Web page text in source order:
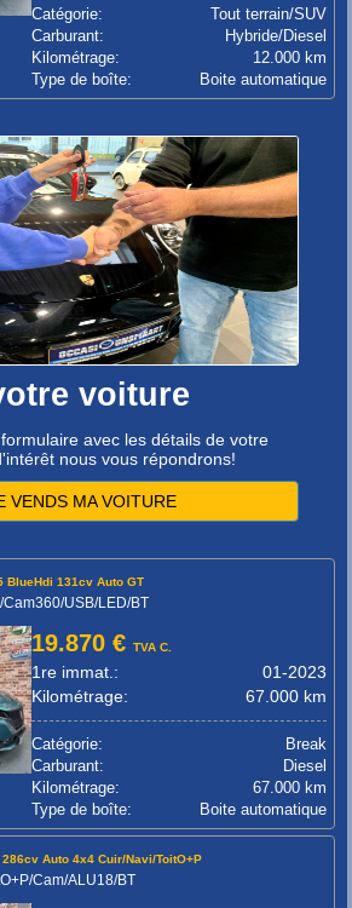
Catégorie:
Tout terrain/SUV
Carburant:
Hybride/Diesel
Kilométrage:
12.000 km
Type de boîte:
Boite automatique
voiture
avec les détails de votre
nous vous répondrons!
VENDS MA VOITURE
BlueHdi 131cv Auto GT
USB/LED/BT
19.870 €TVA C.
1re immat.:
01-2023
Kilométrage:
67.000 km
Catégorie:
Break
Carburant:
Diesel
Kilométrage:
67.000 km
Type de boîte:
Boite automatique
Auto 4x4 Cuir/Navi/ToitO+P
Cam/ALU18/BT